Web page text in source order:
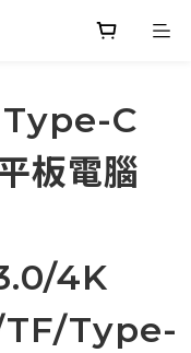
Type-C
板電腦
4K
Type-